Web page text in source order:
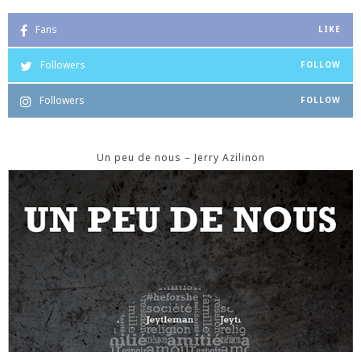
Fans LIKE
Followers FOLLOW
Followers FOLLOW
Un peu de nous – Jerry Azilinon